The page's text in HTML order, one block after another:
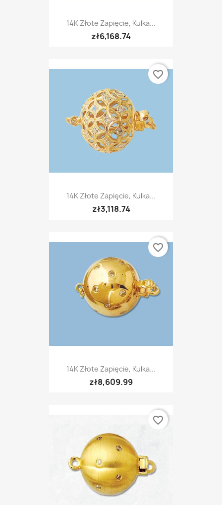
14K Złote Zapięcie, Kulka...
zł6,168.74
14K Złote Zapięcie, Kulka...
zł3,118.74
favorite_border
14K Złote Zapięcie, Kulka...
zł8,609.99
favorite_border
favorite_border